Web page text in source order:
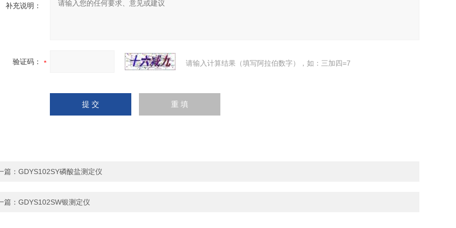
补充说明：
验证码： 请输入计算结果（填写阿拉伯数字），如：三加四=7
篇： GDYS102SY磷酸盐测定仪
篇： GDYS102SW银测定仪